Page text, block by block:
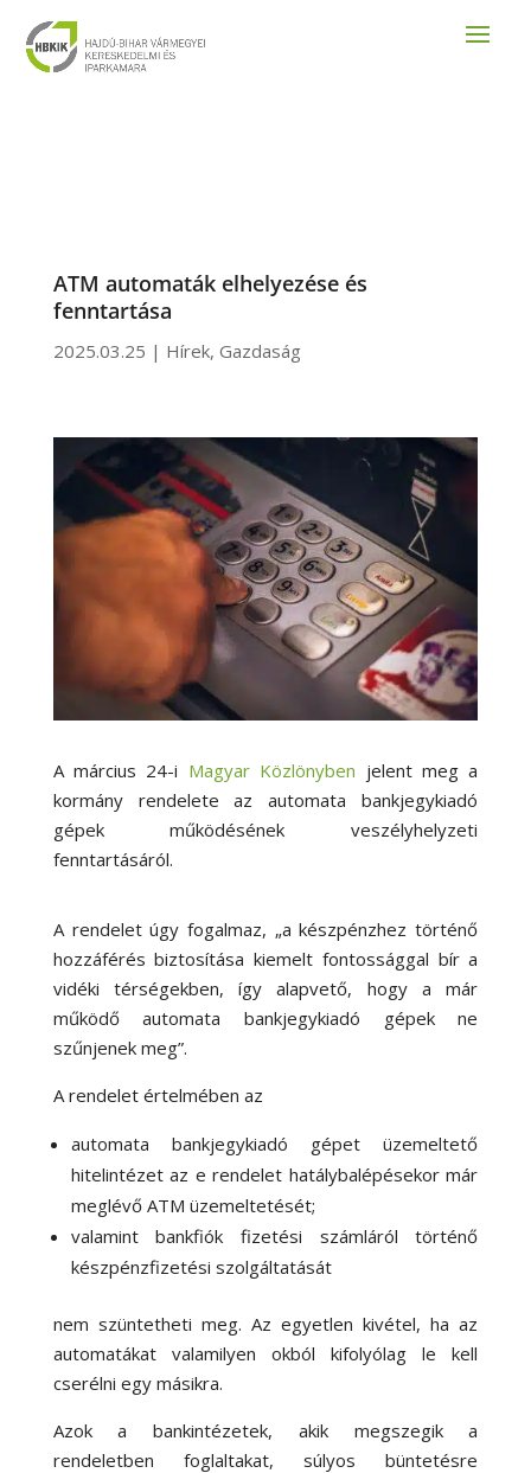
ATM automaták elhelyezése és
fenntartása
2025.03.25 | Hírek, Gazdaság
A március 24-i Magyar Közlönyben jelent meg a
kormány rendelete az automata bankjegykiadó
gépek működésének veszélyhelyzeti
fenntartásáról.
A rendelet úgy fogalmaz, „a készpénzhez történő
hozzáférés biztosítása kiemelt fontossággal bír a
vidéki térségekben, így alapvető, hogy a már
működő automata bankjegykiadó gépek ne
szűnjenek meg”.
A rendelet értelmében az
automata bankjegykiadó gépet üzemeltető
hitelintézet az e rendelet hatálybalépésekor már
meglévő ATM üzemeltetését;
valamint bankfiók fizetési számláról történő
készpénzfizetési szolgáltatását
nem szüntetheti meg. Az egyetlen kivétel, ha az
automatákat valamilyen okból kifolyólag le kell
cserélni egy másikra.
Azok a bankintézetek, akik megszegik a
rendeletben foglaltakat, súlyos büntetésre